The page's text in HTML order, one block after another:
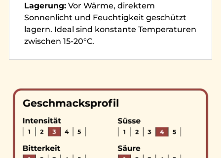
Lagerung:Vor Wärme, direktem
Sonnenlicht und Feuchtigkeit geschützt
lagern. Ideal sind konstante Temperaturen
zwischen 15-20°C.